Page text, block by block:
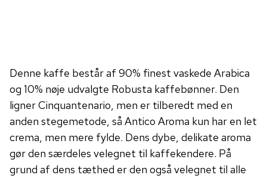
Denne kaffe består af 90% finest vaskede Arabica
og 10% nøje udvalgte Robusta kaffebønner. Den
ligner Cinquantenario, men er tilberedt med en
anden stegemetode, så Antico Aroma kun har en let
crema, men mere fylde. Dens dybe, delikate aroma
gør den særdeles velegnet til kaffekendere. På
grund af dens tæthed er den også velegnet til alle